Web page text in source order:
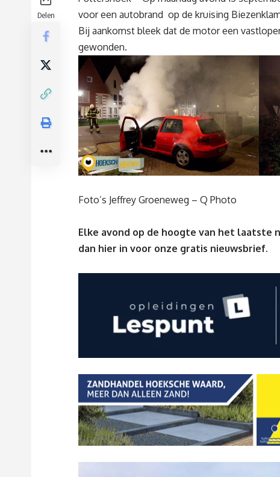
Delen
voor een autobrand op de kruising
Bij aankomst bleek dat de motor een
gewonden.
Foto’s Jeffrey Groeneweg – Q Photo
Elke avond op de hoogte van het laatste
dan hier in voor onze gratis nieuwsbrief.